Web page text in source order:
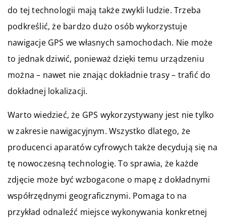
do tej technologii mają także zwykli ludzie. Trzeba
podkreślić, że bardzo dużo osób wykorzystuje
nawigacje GPS we własnych samochodach. Nie może
to jednak dziwić, ponieważ dzięki temu urządzeniu
można – nawet nie znając dokładnie trasy – trafić do
dokładnej lokalizacji.
Warto wiedzieć, że GPS wykorzystywany jest nie tylko
w zakresie nawigacyjnym. Wszystko dlatego, że
producenci aparatów cyfrowych także decydują się na
tę nowoczesną technologię. To sprawia, że każde
zdjęcie może być wzbogacone o mapę z dokładnymi
współrzędnymi geograficznymi. Pomaga to na
przykład odnaleźć miejsce wykonywania konkretnej